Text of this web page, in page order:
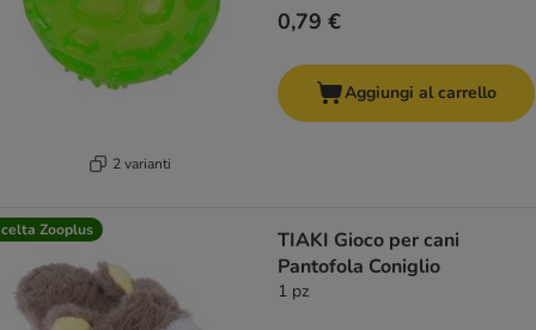
2 varianti
0,79 €
Aggiungi al carrello
Zooplus
TIAKI Gioco per cani
Pantofola Coniglio
1 pz